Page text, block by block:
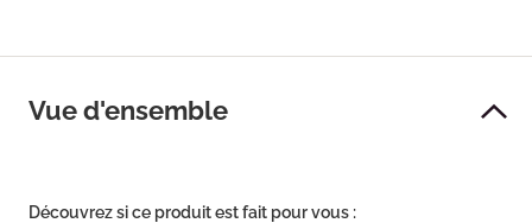
Vue d'ensemble
Découvrez si ce produit est fait pour vous :